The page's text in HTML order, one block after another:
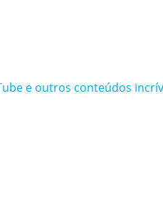
e outros conteúdos